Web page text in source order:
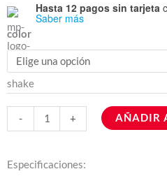
era:
Hasta 12 pagos sin tarjeta
Saber más
color
-
Humidificador
Ultrasónico
Aromaterapia
Electrico
Luz
Led
cantidad
+ AÑADIR
Especificaciones: